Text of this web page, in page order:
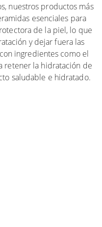
nuestros productos más
esenciales para
de la piel, lo que
y dejar fuera las
ingredientes como el
retener la hidratación de
saludable e hidratado.